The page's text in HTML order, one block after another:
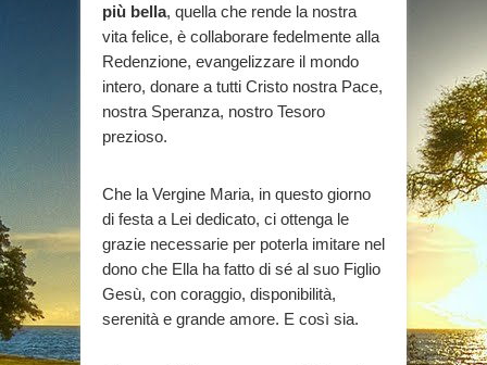
più bella, quella che rende la nostra
vita felice, è collaborare fedelmente alla
Redenzione, evangelizzare il mondo
intero, donare a tutti Cristo nostra Pace,
nostra Speranza, nostro Tesoro
prezioso.
Che la Vergine Maria, in questo giorno
di festa a Lei dedicato, ci ottenga le
grazie necessarie per poterla imitare nel
dono che Ella ha fatto di sé al suo Figlio
Gesù, con coraggio, disponibilità,
serenità e grande amore. E così sia.